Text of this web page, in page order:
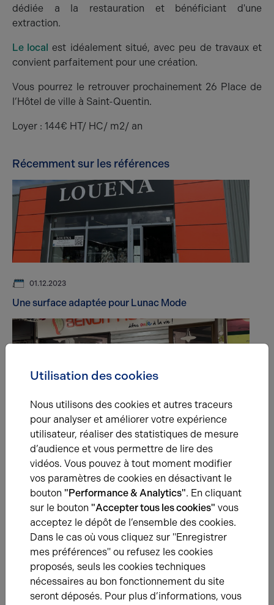
dédiée a la restauration et bénéficiant d'une
extraction.
Le local est idéalement situé, avec peu de travaux et
convient parfaitement pour une création.
Vous pourrez le retrouver prochainement 26 Place de
l’Hôtel de ville à Saint-Quentin.
Loyer : 144€ HT/ HC/ m2/ an
Récemment sur les références
01.12.2023
Une surface adaptée pour Lunac Mode
01.12.2023
Benoit Audition dans la galerie marchande Auchan
Une question ?
Prenez contact avec nos experts pour vous
accompagner dans votre projet d’immobilier
d’entreprise.
Je prends contact
Utilisation des cookies
Nous utilisons des cookies et autres traceurs
pour analyser et améliorer votre expérience
utilisateur, réaliser des statistiques de mesure
d’audience et vous permettre de lire des
vidéos. Vous pouvez à tout moment modifier
vos paramètres de cookies en désactivant le
bouton "Performance & Analytics". En cliquant
sur le bouton "Accepter tous les cookies" vous
acceptez le dépôt de l’ensemble des cookies.
Dans le cas où vous cliquez sur "Enregistrer
mes préférences" ou refusez les cookies
proposés, seuls les cookies techniques
nécessaires au bon fonctionnement du site
seront déposés. Pour plus d’informations, vous